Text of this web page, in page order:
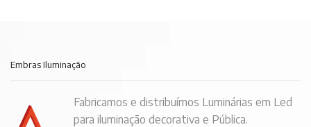
Embras Iluminação
Fabricamos e distribuímos Luminárias em Led
para iluminação decorativa e Pública.